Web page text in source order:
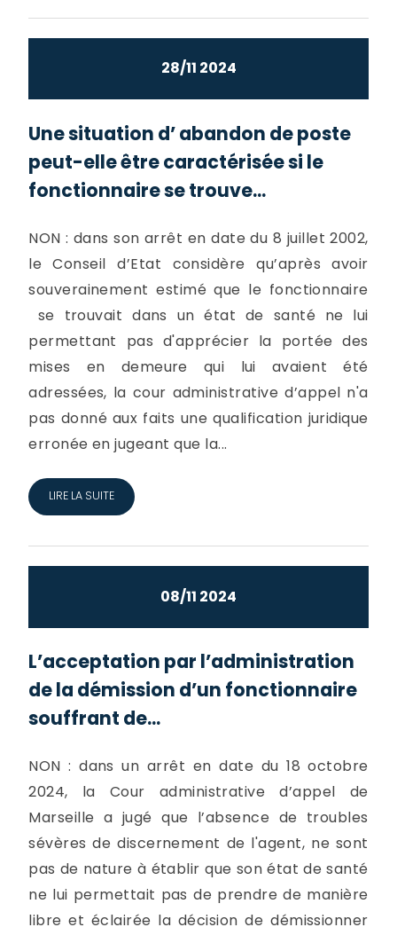
28/11 2024
Une situation d’ abandon de poste
peut-elle être caractérisée si le
fonctionnaire se trouve...
NON : dans son arrêt en date du 8 juillet 2002,
le Conseil d’Etat considère qu’après avoir
souverainement estimé que le fonctionnaire
se trouvait dans un état de santé ne lui
permettant pas d'apprécier la portée des
mises en demeure qui lui avaient été
adressées, la cour administrative d’appel n'a
pas donné aux faits une qualification juridique
erronée en jugeant que la...
LIRE LA SUITE
08/11 2024
L’acceptation par l’administration
de la démission d’un fonctionnaire
souffrant de...
NON : dans un arrêt en date du 18 octobre
2024, la Cour administrative d’appel de
Marseille a jugé que l’absence de troubles
sévères de discernement de l'agent, ne sont
pas de nature à établir que son état de santé
ne lui permettait pas de prendre de manière
libre et éclairée la décision de démissionner